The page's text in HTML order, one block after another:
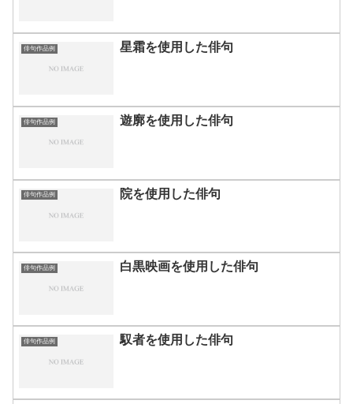
俳句作品例 星霜を使用した俳句
俳句作品例 遊廓を使用した俳句
俳句作品例 院を使用した俳句
俳句作品例 白黒映画を使用した俳句
俳句作品例 馭者を使用した俳句